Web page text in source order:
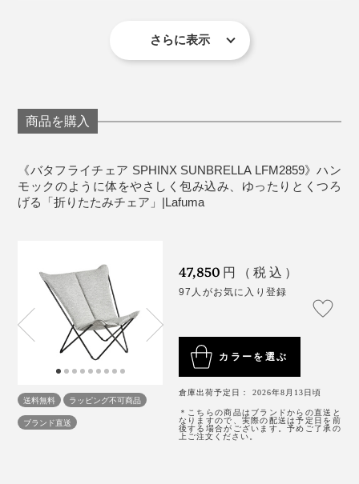
3. 内側のマジックテープで固定する
身長150cmの小柄体型な私のベスト姿勢は「あぐら」。
Tundra Sunbrella）、［ジョイント］エラストマー
生産国：フランス
さらに表示
商品を購入
《バタフライチェア SPHINX SUNBRELLA LFM2859》ハン
モックのように体をやさしく包み込み、ゆったりとくつろ
げる「折りたたみチェア」|Lafuma
送料無料
ラッピング不可商品
ブランド直送
47,850 円（税込）
97人がお気に入り登録
カラーを選ぶ
倉庫出荷予定日： 2026年8月13日頃
＊こちらの商品はブランドからの直送と
なりますので、実際の配送は予定日を前
後する場合がございます。予めご了承の
上ご注文ください。